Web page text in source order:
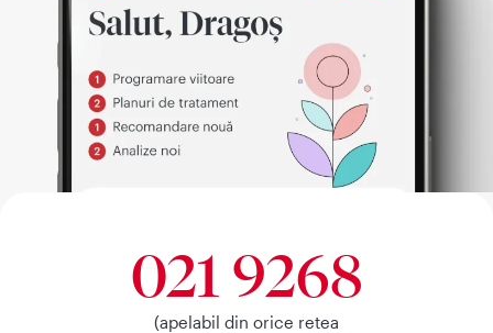
021 9268
(apelabil din orice retea